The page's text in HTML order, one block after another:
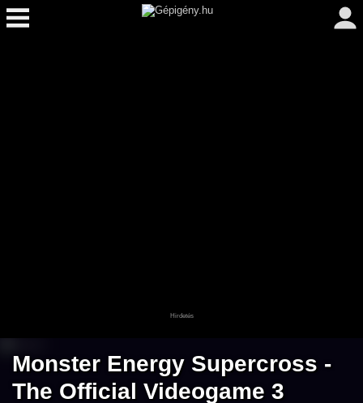
Monster Energy Supercross -
The Official Videogame 3